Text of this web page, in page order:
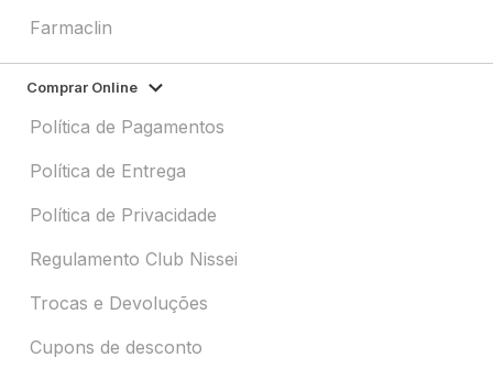
Farmaclin
Comprar Online
Política de Pagamentos
Política de Entrega
Política de Privacidade
Regulamento Club Nissei
Trocas e Devoluções
Cupons de desconto